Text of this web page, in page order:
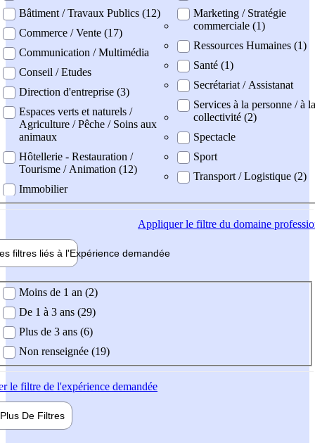
Bâtiment / Travaux Publics (12)
Commerce / Vente (17)
Communication / Multimédia
Conseil / Etudes
Direction d'entreprise (3)
Espaces verts et naturels /
Agriculture / Pêche / Soins aux
animaux
Hôtellerie - Restauration /
Tourisme / Animation (12)
Immobilier
Marketing / Stratégie
commerciale (1)
Ressources Humaines (1)
Santé (1)
Secrétariat / Assistanat
Services à la personne / à la
collectivité (2)
Spectacle
Sport
Transport / Logistique (2)
Appliquerle filtre du domaine
filtres liés à l'Expérience demandée
demandée
Moins de 1 an (2)
De 1 à 3 ans (29)
Plus de 3 ans (6)
Non renseignée (19)
le filtre de l'expérience demandée
Plus De Filtres